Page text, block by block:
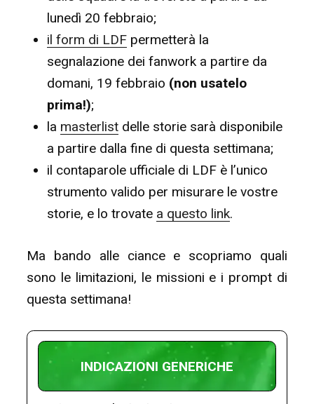
lunedì 20 febbraio;
il form di LDF permetterà la
segnalazione dei fanwork a partire da
domani, 19 febbraio (non usatelo
prima!);
la masterlist delle storie sarà disponibile
a partire dalla fine di questa settimana;
il contaparole ufficiale di LDF è l’unico
strumento valido per misurare le vostre
storie, e lo trovate a questo link.
Ma bando alle ciance e scopriamo quali
sono le limitazioni, le missioni e i prompt di
questa settimana!
INDICAZIONI GENERICHE